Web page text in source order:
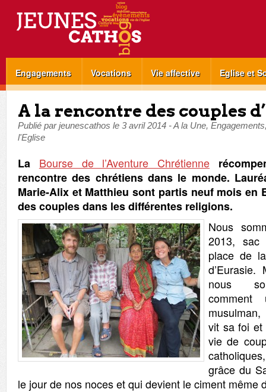
Engagements Vocations Vie affective Eglise et
A la rencontre des couples
Publié parjeunescathos le 3 avril 2014 -A la Une, Engagements
l'Eglise
La Bourse de l’Aventure Chrétienne
rencontre des chrétiens dans le monde.
Marie-Alix et Matthieu sont partis neuf mois en
des couples dans les différentes religions.
Nous
2013,
place de
d’Eurasie.
nous
comment
vit sa foi et
vie de
grâce du
le jour de nos noces et qui devient le ciment même